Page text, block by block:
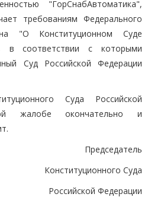
"ГорСнабАвтоматика",
требованиям Федерального
"О Конституционном Суде
в соответствии с которыми
Суд Российской Федерации
Суда Российской
жалобе окончательно и
Председатель
Конституционного Суда
Российской Федерации